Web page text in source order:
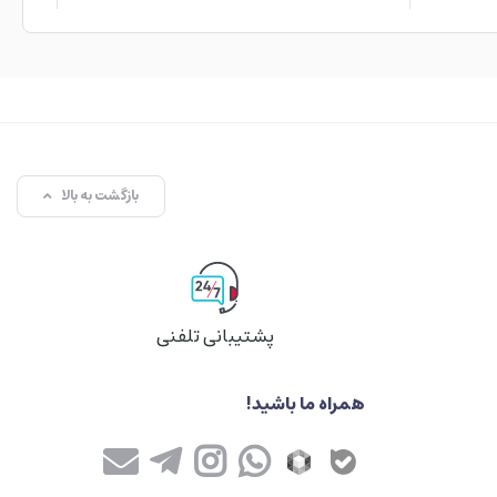
بازگشت به بالا
پشتیبانی تلفنی
همراه ما باشید!